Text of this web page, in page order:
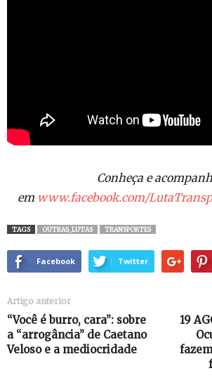
Conheça e
em www.facebook.com/
TAGS OUTRAS_LUTAS TRANSPORTES
Facebook Twitter
Artigo anterior
“Você é burro, cara”: sobre
a “arrogância” de Caetano
Veloso e a mediocridade
19